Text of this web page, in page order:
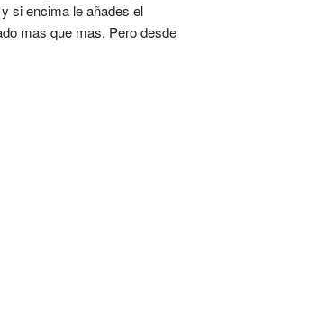
si encima le añades el
mas que mas. Pero desde